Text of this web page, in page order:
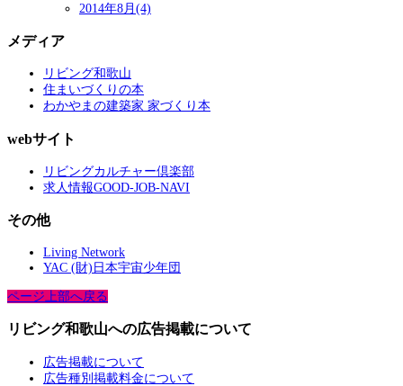
2014年8月(4)
メディア
リビング和歌山
住まいづくりの本
わかやまの建築家 家づくり本
webサイト
リビングカルチャー倶楽部
求人情報GOOD-JOB-NAVI
その他
Living Network
YAC (財)日本宇宙少年団
ページ上部へ戻る
リビング和歌山への広告掲載について
広告掲載について
広告種別掲載料金について